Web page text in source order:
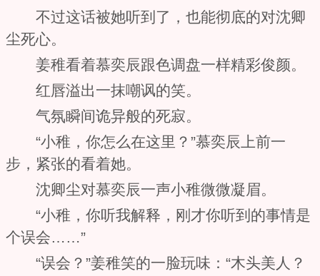
不过这话被她听到了，也能彻底的对沈卿
尘死心。
姜稚看着慕奕辰跟色调盘一样精彩俊颜。
红唇溢出一抹嘲讽的笑。
气氛瞬间诡异般的死寂。
“小稚，你怎么在这里？”慕奕辰上前一
步，紧张的看着她。
沈卿尘对慕奕辰一声小稚微微凝眉。
“小稚，你听我解释，刚才你听到的事情是
个误会……”
“误会？”姜稚笑的一脸玩味：“木头美人？